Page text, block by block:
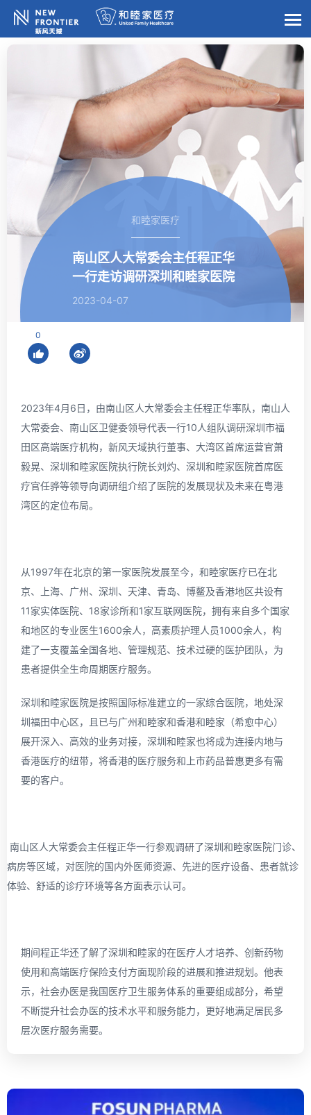
和睦家医疗
南山区人大常委会主任程正华
一行走访调研深圳和睦家医院
2023-04-07
0
2023年4月6日，由南山区人大常委会主任程正华率队，南山人
大常委会、南山区卫健委领导代表一行10人组队调研深圳市福
田区高端医疗机构，新风天域执行董事、大湾区首席运营官萧
毅晃、深圳和睦家医院执行院长刘灼、深圳和睦家医院首席医
疗官任骅等领导向调研组介绍了医院的发展现状及未来在粤港
湾区的定位布局。
从1997年在北京的第一家医院发展至今，和睦家医疗已在北
京、上海、广州、深圳、天津、青岛、博鳌及香港地区共设有
11家实体医院、18家诊所和1家互联网医院，拥有来自多个国家
和地区的专业医生1600余人，高素质护理人员1000余人，构
建了一支覆盖全国各地、管理规范、技术过硬的医护团队，为
患者提供全生命周期医疗服务。
深圳和睦家医院是按照国际标准建立的一家综合医院，地处深
圳福田中心区，且已与广州和睦家和香港和睦家（希愈中心）
展开深入、高效的业务对接，深圳和睦家也将成为连接内地与
香港医疗的纽带，将香港的医疗服务和上市药品普惠更多有需
要的客户。
南山区人大常委会主任程正华一行参观调研了深圳和睦家医院门诊、
病房等区域，对医院的国内外医师资源、先进的医疗设备、患者就诊
体验、舒适的诊疗环境等各方面表示认可。
期间程正华还了解了深圳和睦家的在医疗人才培养、创新药物
使用和高端医疗保险支付方面现阶段的进展和推进规划。他表
示，社会办医是我国医疗卫生服务体系的重要组成部分，希望
不断提升社会办医的技术水平和服务能力，更好地满足居民多
层次医疗服务需要。